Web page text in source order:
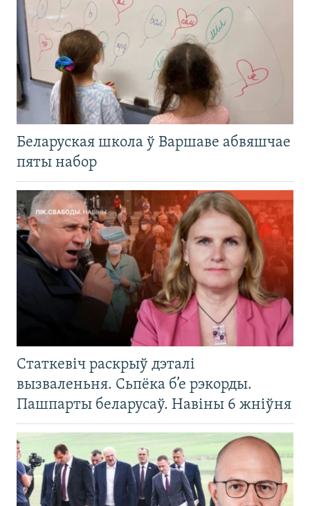
Беларуская школа ў Варшаве абвяшчае
пяты набор
Статкевіч раскрыў дэталі
вызваленьня. Сьпёка б’е рэкорды.
Пашпарты беларусаў. Навіны 6 жніўня